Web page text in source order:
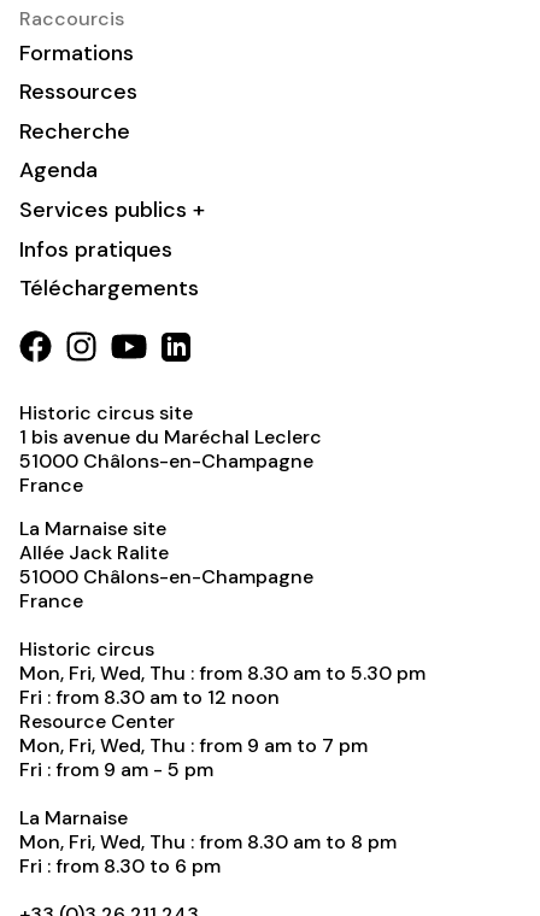
Raccourcis
Formations
Ressources
Recherche
Agenda
Services publics +
Infos pratiques
Téléchargements
Historic circus site
1 bis avenue du Maréchal Leclerc
51000 Châlons-en-Champagne
France
La Marnaise site
Allée Jack Ralite
51000 Châlons-en-Champagne
France
Historic circus
Mon, Fri, Wed, Thu : from 8.30 am to 5.30 pm
Fri : from 8.30 am to 12 noon
Resource Center
Mon, Fri, Wed, Thu : from 9 am to 7 pm
Fri : from 9 am - 5 pm
La Marnaise
Mon, Fri, Wed, Thu : from 8.30 am to 8 pm
Fri : from 8.30 to 6 pm